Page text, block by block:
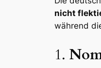
nicht
während
1.